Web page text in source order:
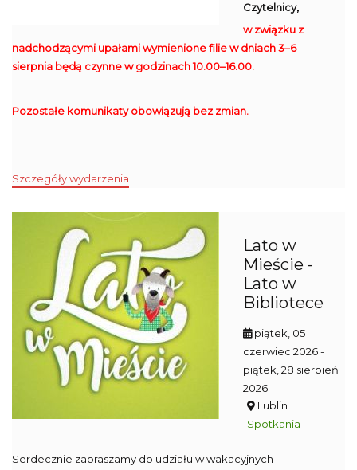
Czytelnicy,
w związku z
nadchodzącymi upałami wymienione filie w dniach 3–6
sierpnia będą czynne w godzinach 10.00–16.00.
Pozostałe komunikaty obowiązują bez zmian.
Szczegóły wydarzenia
Lato w
Mieście -
Lato w
Bibliotece
piątek, 05
czerwiec 2026-
piątek, 28 sierpień
2026
Lublin
Spotkania
Serdecznie zapraszamy do udziału w wakacyjnych